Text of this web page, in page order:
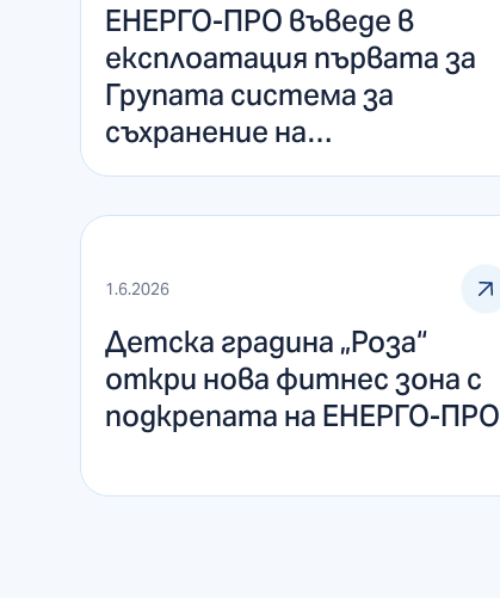
ЕНЕРГО-ПРО въведе в
експлоатация първата за
Групата система за
съхранение на
електроенергия с батерии
в Горна Оряховица
1.6.2026
Детска градина „Роза“
откри нова фитнес зона с
подкрепата на ЕНЕРГО-ПРО